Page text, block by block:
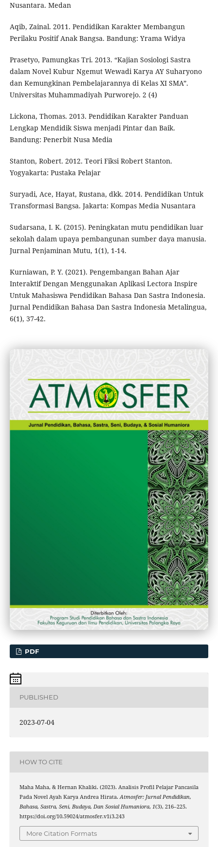
Nusantara. Medan
Aqib, Zainal. 2011. Pendidikan Karakter Membangun
Perilaku Positif Anak Bangsa. Bandung: Yrama Widya
Prasetyo, Pamungkas Tri. 2013. “Kajian Sosiologi Sastra
dalam Novel Kubur Ngemut Wewadi Karya AY Suharyono
dan Kemungkinan Pembelajarannya di Kelas XI SMA”.
Universitas Muhammadiyah Purworejo. 2 (4)
Lickona, Thomas. 2013. Pendidikan Karakter Panduan
Lengkap Mendidik Siswa menjadi Pintar dan Baik.
Bandung: Penerbit Nusa Media
Stanton, Robert. 2012. Teori Fiksi Robert Stanton.
Yogyakarta: Pustaka Pelajar
Suryadi, Ace, Hayat, Rustana, dkk. 2014. Pendidikan Untuk
Transformasi Bangsa. Jakarta: Kompas Media Nusantara
Sudarsana, I. K. (2015). Peningkatan mutu pendidikan luar
sekolah dalam upaya pembangunan sumber daya manusia.
Jurnal Penjaminan Mutu, 1(1), 1-14.
Kurniawan, P. Y. (2021). Pengembangan Bahan Ajar
Interaktif Dengan Menggunakan Aplikasi Lectora Inspire
Untuk Mahasiswa Pendidikan Bahasa Dan Sastra Indonesia.
Jurnal Pendidikan Bahasa Dan Sastra Indonesia Metalingua,
6(1), 37-42.
PDF
PUBLISHED
2023-07-04
HOW TO CITE
Maha Maha, & Hernan Khaliki. (2023). Analisis Profil Pelajar Pancasila
Pada Novel Ayah Karya Andrea Hirata.Atmosfer: Jurnal Pendidikan,
Bahasa, Sastra, Seni, Budaya, Dan Sosial Humaniora, 1(3), 216–225.
https://doi.org/10.59024/atmosfer.v1i3.243
More Citation Formats